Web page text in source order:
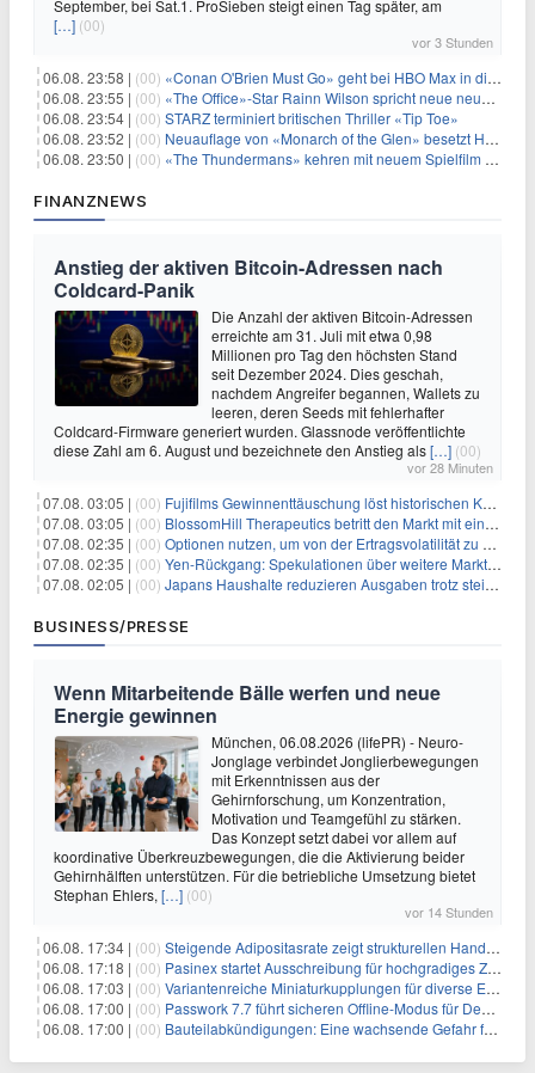
September, bei Sat.1. ProSieben steigt einen Tag später, am
[…] (00)
vor 3 Stunden
06.08. 23:58 | (00) «Conan O'Brien Must Go» geht bei HBO Max in die dritte Runde
06.08. 23:55 | (00) «The Office»-Star Rainn Wilson spricht neue neuseeländische Serie «Settling»
06.08. 23:54 | (00) STARZ terminiert britischen Thriller «Tip Toe»
06.08. 23:52 | (00) Neuauflage von «Monarch of the Glen» besetzt Hauptrollen
06.08. 23:50 | (00) «The Thundermans» kehren mit neuem Spielfilm zurück
FINANZNEWS
Anstieg der aktiven Bitcoin-Adressen nach
Coldcard-Panik
Die Anzahl der aktiven Bitcoin-Adressen
erreichte am 31. Juli mit etwa 0,98
Millionen pro Tag den höchsten Stand
seit Dezember 2024. Dies geschah,
nachdem Angreifer begannen, Wallets zu
leeren, deren Seeds mit fehlerhafter
Coldcard-Firmware generiert wurden. Glassnode veröffentlichte
diese Zahl am 6. August und bezeichnete den Anstieg als[…] (00)
vor 28 Minuten
07.08. 03:05 | (00) Fujifilms Gewinnenttäuschung löst historischen Kursrückgang aus
07.08. 03:05 | (00) BlossomHill Therapeutics betritt den Markt mit einem IPO-Boost von 150 Millionen Dollar
07.08. 02:35 | (00) Optionen nutzen, um von der Ertragsvolatilität zu profitieren
07.08. 02:35 | (00) Yen-Rückgang: Spekulationen über weitere Marktinterventionen nehmen zu
07.08. 02:05 | (00) Japans Haushalte reduzieren Ausgaben trotz steigender Löhne: Ein Warnsignal für das Wachstum
BUSINESS/PRESSE
Wenn Mitarbeitende Bälle werfen und neue
Energie gewinnen
München, 06.08.2026 (lifePR) - Neuro-
Jonglage verbindet Jonglierbewegungen
mit Erkenntnissen aus der
Gehirnforschung, um Konzentration,
Motivation und Teamgefühl zu stärken.
Das Konzept setzt dabei vor allem auf
koordinative Überkreuzbewegungen, die die Aktivierung beider
Gehirnhälften unterstützen. Für die betriebliche Umsetzung bietet
Stephan Ehlers, […] (00)
vor 14 Stunden
06.08. 17:34 | (00) Steigende Adipositasrate zeigt strukturellen Handlungsbedarf bei der Ernährung schulpflichtiger Kinder
06.08. 17:18 | (00) Pasinex startet Ausschreibung für hochgradiges Zinksulfidkonzentrat mit Germanium- und Silbergehalten und stellt ein Betriebsupdate bereit
06.08. 17:03 | (00) Variantenreiche Miniaturkupplungen für diverse Einsatzbereiche
06.08. 17:00 | (00) Passwork 7.7 führt sicheren Offline-Modus für Desktop- und Mobile-Apps ein
06.08. 17:00 | (00) Bauteilabkündigungen: Eine wachsende Gefahr für industrielle Elektroniksysteme